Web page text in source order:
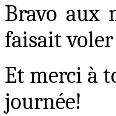
Bravo aux
faisait
Et merci à
journée!